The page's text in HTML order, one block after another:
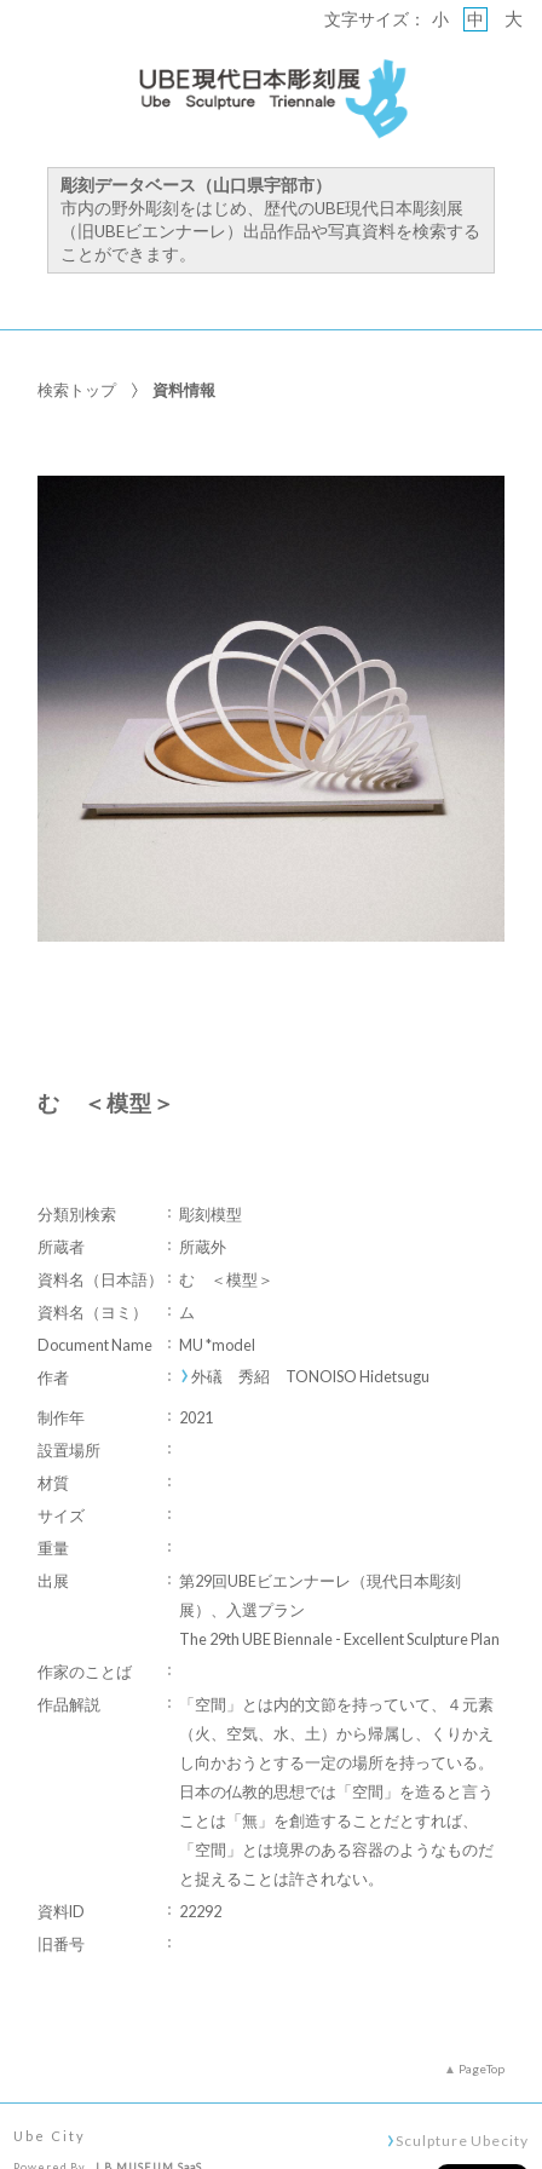
彫刻データベース（山口県宇部市）
市内の野外彫刻をはじめ、歴代のUBE現代日本彫刻展
（旧UBEビエンナーレ）出品作品や写真資料を検索する
ことができます。
文字サイズ： 小 中 大
検索トップ 資料情報
む ＜模型＞
分類別検索
彫刻模型
所蔵者
所蔵外
資料名（日本語）
む ＜模型＞
資料名（ヨミ）
ム
Document Name
MU *model
作者
外礒 秀紹 TONOISO Hidetsugu
制作年
2021
設置場所
材質
サイズ
重量
出展
第29回UBEビエンナーレ（現代日本彫刻
展）、入選プラン
The 29th UBE Biennale - Excellent Sculpture Plan
作家のことば
作品解説
「空間」とは内的文節を持っていて、４元素
（火、空気、水、土）から帰属し、くりかえ
し向かおうとする一定の場所を持っている。
日本の仏教的思想では「空間」を造ると言う
ことは「無」を創造することだとすれば、
「空間」とは境界のある容器のようなものだ
と捉えることは許されない。
資料ID
22292
旧番号
PageTop
Sculpture Ubecity
Ube City